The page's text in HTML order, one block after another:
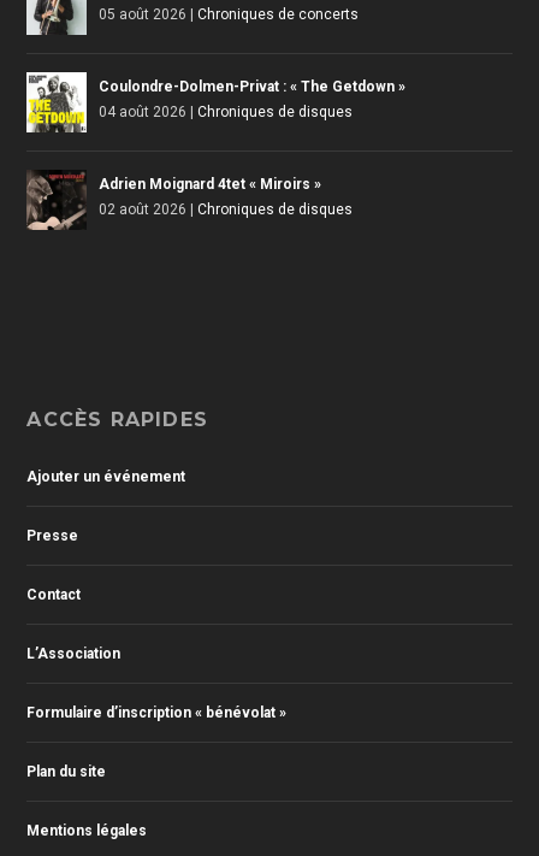
05 août 2026
|Chroniques de concerts
Coulondre-Dolmen-Privat : « The Getdown »
04 août 2026
|Chroniques de disques
Adrien Moignard 4tet « Miroirs »
02 août 2026
|Chroniques de disques
ACCÈS RAPIDES
Ajouter un événement
Presse
Contact
L’Association
Formulaire d’inscription « bénévolat »
Plan du site
Mentions légales